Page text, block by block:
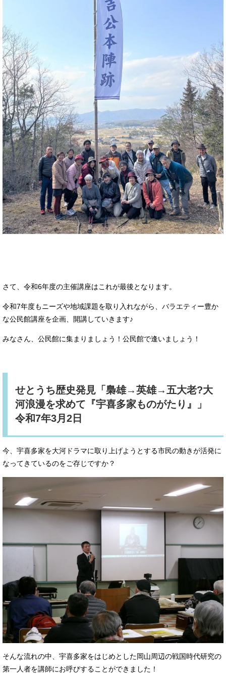
さて、令和6年度の主催講座はこれが最後となります。
令和7年度もニーズや地域課題を取り入れながら、バラエティー豊か
な公民館講座を企画、開講していきます♪
みなさん、公民館に集まりましょう！公民館で逢いましょう！
せとうち歴史発見「梟雄→英雄→五大老?大
河浪漫を求めて『宇喜多家ものがたり』」
令和7年3月2日
今、宇喜多家を大河ドラマに取り上げようとする市民の動きが活発に
なってきているのをご存じですか？
そんな流れの中、宇喜多家をはじめとした岡山周辺の戦国時代研究の
第一人者を講師にお呼びすることができました！